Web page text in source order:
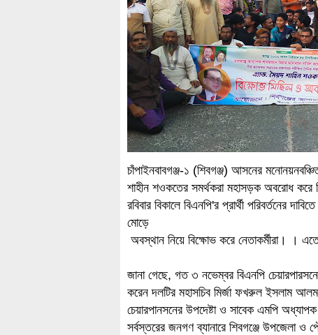
চাঁপাইনবাবগঞ্জ-১ (শিবগঞ্জ) আসনের
শাহীন শওকতের সমর্থকরা মহাসড়ক অবরোধ করে
রবিবার বিকালে বিএনপি'র প্রার্থী পরিবর্তনের
মোড়ে
অবস্থান নিয়ে বিক্ষোভ করে নেতাকর্মীরা। ।
জানা গেছে, গত ৩ নভেম্বর বিএনপি
করেন দলটির মহাসচিব মির্জা ফখরুল ইসলাম
চেয়ারপানসনের উপদেষ্টা ও সাবেক এমপি
সর্বস্তরের জনগণ ব্যানারে শিবগঞ্জে উপজেলা ও